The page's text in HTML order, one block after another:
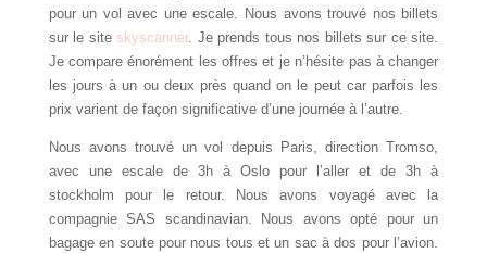
pour un vol avec une escale. Nous avons trouvé nos billets
sur le siteskyscanner. Je prends tous nos billets sur ce site.
Je compare énorément les offres et je n’hésite pas à changer
les jours à un ou deux près quand on le peut car parfois les
prix varient de façon significative d’une journée à l’autre.
Nous avons trouvé un vol depuis Paris, direction Tromso,
avec une escale de 3h à Oslo pour l’aller et de 3h à
stockholm pour le retour. Nous avons voyagé avec la
compagnie SAS scandinavian. Nous avons opté pour un
bagage en soute pour nous tous et un sac à dos pour l’avion.